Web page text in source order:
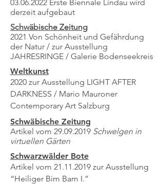
03.06.2022 Erste Biennale Lindau wird
derzeit aufgebaut
Schwäbische Zeitung
2021 Von Schönheit und Gefährdung
der Natur / zur Ausstellung
JAHRESRINGE / Galerie Bodenseekreis
Weltkunst
2020 zur Ausstellung LIGHT AFTER
DARKNESS / Mario Mauroner
Contemporary Art Salzburg
Schwäbische Zeitung
Artikel vom 29.09.2019 Schwelgen in
virtuellen Gärten
Schwarzwälder Bote
Artikel vom 21.11.2019 zur Ausstellung
“Heiliger Bim Bam I.”